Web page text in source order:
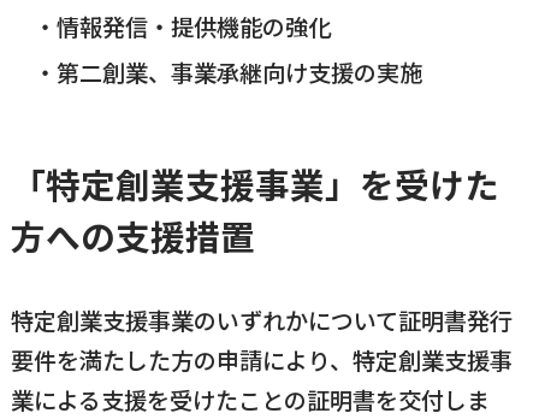
情報発信・提供機能の強化
第二創業、事業承継向け支援の実施
「特定創業支援事業」を受けた
方への支援措置
特定創業支援事業のいずれかについて証明書発行
要件を満たした方の申請により、特定創業支援事
業による支援を受けたことの証明書を交付しま